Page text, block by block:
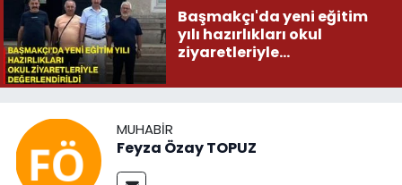
Başmakçı'da yeni eğitim
yılı hazırlıkları okul
ziyaretleriyle
MUHABIR
Feyza Özay TOPUZ